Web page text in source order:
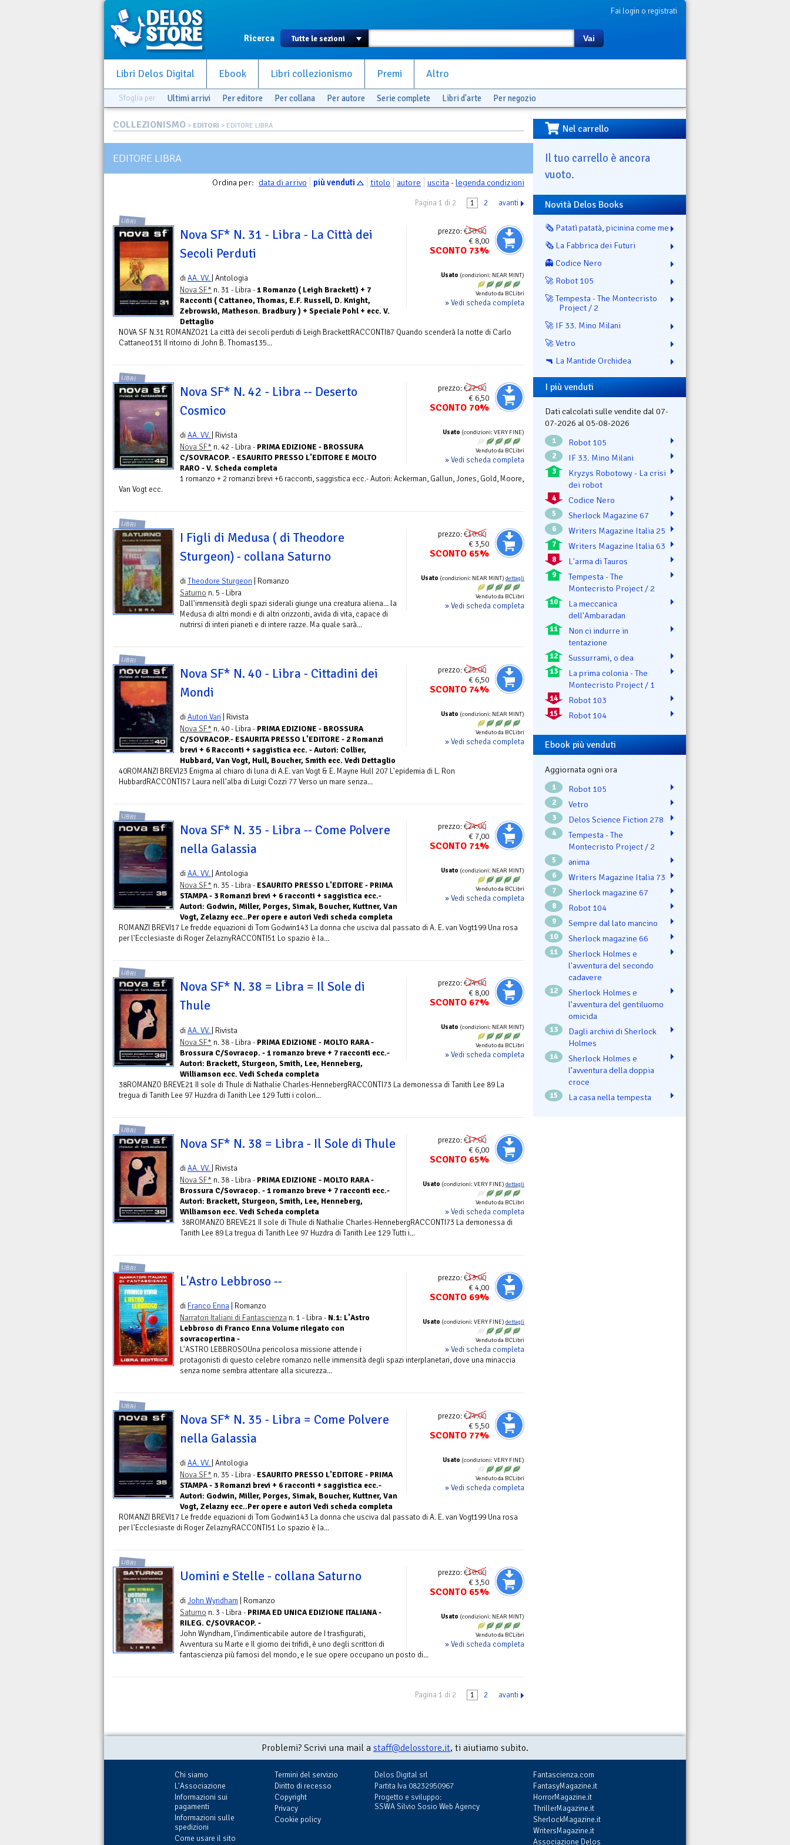
Fai login o registrati
Ricerca Vai
Libri Delos Digital Ebook Libri collezionismo Premi Altro
Sfoglia per Ultimi arrivi Per editore Per collana Per autore Serie complete Libri d'arte Per negozio
COLLEZIONISMO > EDITORI > EDITORE LIBRA
EDITORE LIBRA
Ordina per: data di arrivo più venduti titolo autore uscita-legenda condizioni
Pagina 1 di 2 1 2 avanti
prezzo:€30.00
€ 8,00
SCONTO 73%
Usato (condizioni: NEAR MINT)
Venduto da BCLibri
» Vedi scheda completa
LIBRI
Nova SF* N. 31 - Libra - La Città dei
Secoli Perduti
diAA. VV. | Antologia
Nova SF* n. 31 - Libra -1 Romanzo ( Leigh Brackett) + 7
Racconti ( Cattaneo, Thomas, E.F. Russell, D. Knight,
Zebrowski, Matheson. Bradbury ) + Speciale Pohl + ecc. V.
Dettaglio
NOVA SF N.31 ROMANZO21 La città dei secoli perduti di Leigh BrackettRACCONTI87 Quando scenderà la notte di Carlo
Cattaneo131 II ritorno di John B. Thomas135...
prezzo:€22.00
€ 6,50
SCONTO 70%
Usato (condizioni: VERY FINE)
Venduto da BCLibri
» Vedi scheda completa
LIBRI
Nova SF* N. 42 - Libra -- Deserto
Cosmico
diAA. VV. | Rivista
Nova SF* n. 42 - Libra - PRIMA EDIZIONE - BROSSURA
C/SOVRACOP. - ESAURITO PRESSO L'EDITORE E MOLTO
RARO - V. Scheda completa
1 romanzo + 2 romanzi brevi +6 racconti, saggistica ecc.- Autori: Ackerman, Gallun, Jones, Gold, Moore,
Van Vogt ecc.
prezzo:€10.00
€ 3,50
SCONTO 65%
Usato (condizioni: NEAR MINT) dettagli
Venduto da BCLibri
» Vedi scheda completa
LIBRI
I Figli di Medusa ( di Theodore
Sturgeon) - collana Saturno
diTheodore Sturgeon | Romanzo
Saturno n. 5 - Libra
Dall'immensità degli spazi siderali giunge una creatura aliena... la
Medusa di altri mondi e di altri orizzonti, avida di vita, capace di
nutrirsi di interi pianeti e di intere razze. Ma quale sarà...
prezzo:€25.00
€ 6,50
SCONTO 74%
Usato (condizioni: NEAR MINT)
Venduto da BCLibri
» Vedi scheda completa
LIBRI
Nova SF* N. 40 - Libra - Cittadini dei
Mondi
diAutori Vari | Rivista
Nova SF* n. 40 - Libra - PRIMA EDIZIONE - BROSSURA
C/SOVRACOP.- ESAURITA PRESSO L'EDITORE - 2 Romanzi
brevi + 6 Racconti + saggistica ecc. - Autori: Collier,
Hubbard, Van Vogt, Hull, Boucher, Smith ecc. Vedi Dettaglio
40ROMANZI BREVI23 Enigma al chiaro di luna di A.E. van Vogt & E. Mayne Hull 207 L'epidemia di L. Ron
HubbardRACCONTI57 Laura nell'alba di Luigi Cozzi 77 Verso un mare senza...
prezzo:€24.00
€ 7,00
SCONTO 71%
Usato (condizioni: NEAR MINT)
Venduto da BCLibri
» Vedi scheda completa
LIBRI
Nova SF* N. 35 - Libra -- Come Polvere
nella Galassia
diAA. VV. | Antologia
Nova SF* n. 35 - Libra - ESAURITO PRESSO L'EDITORE - PRIMA
STAMPA - 3 Romanzi brevi + 6 racconti + saggistica ecc.-
Autori: Godwin, Miller, Porges, Simak, Boucher, Kuttner, Van
Vogt, Zelazny ecc..Per opere e autori Vedi scheda completa
ROMANZI BREVI17 Le fredde equazioni di Tom Godwin143 La donna che usciva dal passato di A. E. van Vogt199 Una rosa
per l'Ecclesiaste di Roger ZelaznyRACCONTI51 Lo spazio è la...
prezzo:€24.00
€ 8,00
SCONTO 67%
Usato (condizioni: NEAR MINT)
Venduto da BCLibri
» Vedi scheda completa
LIBRI
Nova SF* N. 38 = Libra = Il Sole di
Thule
diAA. VV. | Rivista
Nova SF* n. 38 - Libra - PRIMA EDIZIONE - MOLTO RARA -
Brossura C/Sovracop. - 1 romanzo breve + 7 racconti ecc.-
Autori: Brackett, Sturgeon, Smith, Lee, Henneberg,
Williamson ecc. Vedi Scheda completa
38ROMANZO BREVE21 II sole di Thule di Nathalie Charles-HennebergRACCONTI73 La demonessa di Tanith Lee 89 La
tregua di Tanith Lee 97 Huzdra di Tanith Lee 129 Tutti i colori...
prezzo:€17.00
€ 6,00
SCONTO 65%
Usato (condizioni: VERY FINE) dettagli
Venduto da BCLibri
» Vedi scheda completa
LIBRI
Nova SF* N. 38 = Libra - Il Sole di Thule
diAA. VV. | Rivista
Nova SF* n. 38 - Libra - PRIMA EDIZIONE - MOLTO RARA -
Brossura C/Sovracop. - 1 romanzo breve + 7 racconti ecc.-
Autori: Brackett, Sturgeon, Smith, Lee, Henneberg,
Williamson ecc. Vedi Scheda completa
38ROMANZO BREVE21 II sole di Thule di Nathalie Charles-HennebergRACCONTI73 La demonessa di
Tanith Lee 89 La tregua di Tanith Lee 97 Huzdra di Tanith Lee 129 Tutti i...
prezzo:€13.00
€ 4,00
SCONTO 69%
Usato (condizioni: VERY FINE) dettagli
Venduto da BCLibri
» Vedi scheda completa
LIBRI
L'Astro Lebbroso --
di Franco Enna | Romanzo
Narratori Italiani di Fantascienza n. 1 - Libra - N.1: L'Astro
Lebbroso di Franco Enna Volume rilegato con
sovracopertina -
L'ASTRO LEBBROSOUna pericolosa missione attende i
protagonisti di questo celebre romanzo nelle immensità degli spazi interplanetari, dove una minaccia
senza nome sembra attentare alla sicurezza...
prezzo:€24.00
€ 5,50
SCONTO 77%
Usato (condizioni: VERY FINE)
Venduto da BCLibri
» Vedi scheda completa
LIBRI
Nova SF* N. 35 - Libra = Come Polvere
nella Galassia
diAA. VV. | Antologia
Nova SF* n. 35 - Libra - ESAURITO PRESSO L'EDITORE - PRIMA
STAMPA - 3 Romanzi brevi + 6 racconti + saggistica ecc.-
Autori: Godwin, Miller, Porges, Simak, Boucher, Kuttner, Van
Vogt, Zelazny ecc..Per opere e autori Vedi scheda completa
ROMANZI BREVI17 Le fredde equazioni di Tom Godwin143 La donna che usciva dal passato di A. E. van Vogt199 Una rosa
per l'Ecclesiaste di Roger ZelaznyRACCONTI51 Lo spazio è la...
prezzo:€10.00
€ 3,50
SCONTO 65%
Usato (condizioni: NEAR MINT)
Venduto da BCLibri
» Vedi scheda completa
LIBRI
Uomini e Stelle - collana Saturno
diJohn Wyndham | Romanzo
Saturno n. 3 - Libra - PRIMA ED UNICA EDIZIONE ITALIANA -
RILEG. C/SOVRACOP. -
John Wyndham, l'indimenticabile autore de I trasfigurati,
Avventura su Marte e Il giorno dei trifidi, è uno degli scrittori di
fantascienza più famosi del mondo, e le sue opere occupano un posto di...
Pagina 1 di 2 1 2 avanti
Nel carrello
Il tuo carrello è ancora
vuoto.
Novità Delos Books
🗞️ Patatì patatà, picinina come me
🗞️ La Fabbrica dei Futuri
👻 Codice Nero
🚀 Robot 105
🚀 Tempesta - The Montecristo
Project / 2
🚀 IF 33. Mino Milani
🚀 Vetro
🔫 La Mantide Orchidea
I più venduti
Dati calcolati sulle vendite dal 07-
07-2026 al 05-08-2026
1 Robot 105
2 IF 33. Mino Milani
3
Kryzys Robotowy - La crisi
dei robot
4 Codice Nero
5 Sherlock Magazine 67
6 Writers Magazine Italia 25
7 Writers Magazine Italia 63
8 L'arma di Tauros
9
Tempesta - The
Montecristo Project / 2
10
La meccanica
dell'Ambaradan
11
Non ci indurre in
tentazione
12 Sussurrami, o dea
13
La prima colonia - The
Montecristo Project / 1
14 Robot 103
15 Robot 104
Ebook più venduti
Aggiornata ogni ora
1 Robot 105
2 Vetro
3 Delos Science Fiction 278
4
Tempesta - The
Montecristo Project / 2
5 ənima
6 Writers Magazine Italia 73
7 Sherlock magazine 67
8 Robot 104
9 Sempre dal lato mancino
10 Sherlock magazine 66
11
Sherlock Holmes e
l'avventura del secondo
cadavere
12
Sherlock Holmes e
l’avventura del gentiluomo
omicida
13
Dagli archivi di Sherlock
Holmes
14
Sherlock Holmes e
l’avventura della doppia
croce
15 La casa nella tempesta
Problemi? Scrivi una mail a staff@delosstore.it, ti aiutiamo subito.
Chi siamo
L'Associazione
Informazioni sui
pagamenti
Informazioni sulle
spedizioni
Come usare il sito
Termini del servizio
Diritto di recesso
Copyright
Privacy
Cookie policy
Delos Digital srl
Partita Iva 08232950967
Progetto e sviluppo:
SSWA Silvio Sosio Web Agency
Fantascienza.com
FantasyMagazine.it
HorrorMagazine.it
ThrillerMagazine.it
SherlockMagazine.it
WritersMagazine.it
Associazione Delos